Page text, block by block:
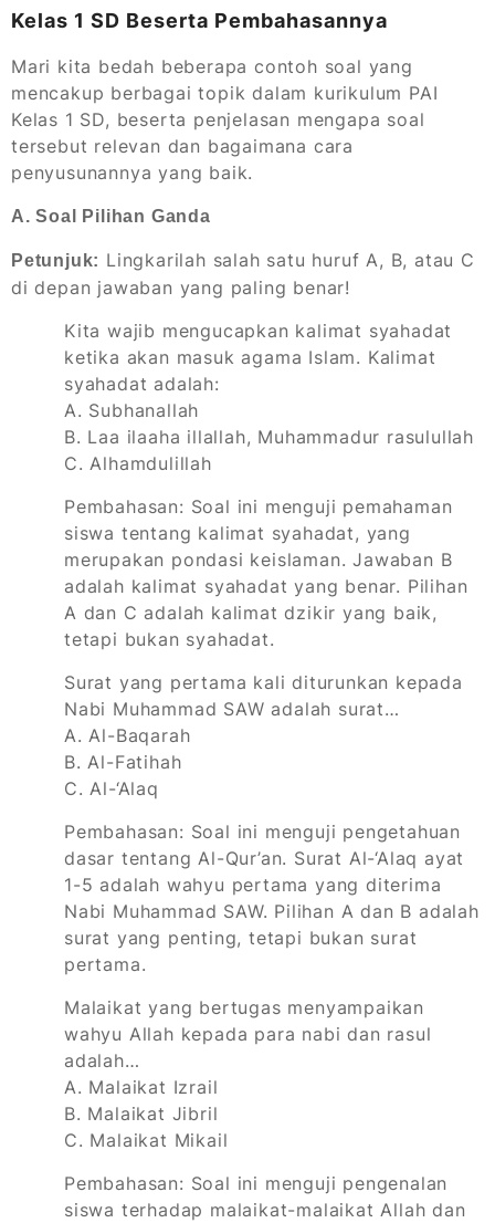
Kelas 1 SD Beserta Pembahasannya
Mari kita bedah beberapa contoh soal yang
mencakup berbagai topik dalam kurikulum PAI
Kelas 1 SD, beserta penjelasan mengapa soal
tersebut relevan dan bagaimana cara
penyusunannya yang baik.
A. Soal Pilihan Ganda
Petunjuk: Lingkarilah salah satu huruf A, B, atau C
di depan jawaban yang paling benar!
Kita wajib mengucapkan kalimat syahadat
ketika akan masuk agama Islam. Kalimat
syahadat adalah:
A. Subhanallah
B. Laa ilaaha illallah, Muhammadur rasulullah
C.Alhamdulillah
Pembahasan: Soal ini menguji pemahaman
siswa tentang kalimat syahadat, yang
merupakan pondasi keislaman. Jawaban B
adalah kalimat syahadat yang benar. Pilihan
A dan C adalah kalimat dzikir yang baik,
tetapi bukan syahadat.
Surat yang pertama kali diturunkan kepada
Nabi Muhammad SAW adalah surat…
A. Al-Baqarah
B. Al-Fatihah
C. Al-‘Alaq
Pembahasan: Soal ini menguji pengetahuan
dasar tentang Al-Qur’an. Surat Al-‘Alaq ayat
1-5 adalah wahyu pertama yang diterima
Nabi Muhammad SAW. Pilihan A dan B adalah
surat yang penting, tetapi bukan surat
pertama.
Malaikat yang bertugas menyampaikan
wahyu Allah kepada para nabi dan rasul
adalah…
A. Malaikat Izrail
B. Malaikat Jibril
C. Malaikat Mikail
Pembahasan: Soal ini menguji pengenalan
siswa terhadap malaikat-malaikat Allah dan